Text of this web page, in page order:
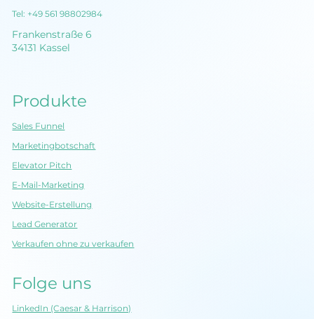
Tel: +49 561 98802984
Frankenstraße 6
34131 Kassel
Produkte
Sales Funnel
Marketingbotschaft
Elevator Pitch
E-Mail-Marketing
Website-Erstellung
Lead Generator
Verkaufen ohne zu verkaufen
Folge uns
LinkedIn (Caesar & Harrison)